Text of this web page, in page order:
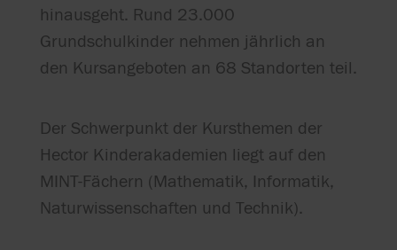
hinausgeht. Rund 23.000
Grundschulkinder nehmen jährlich an
den Kursangeboten an 68 Standorten teil.
Der Schwerpunkt der Kursthemen der
Hector Kinderakademien liegt auf den
MINT-Fächern (Mathematik, Informatik,
Naturwissenschaften und Technik).